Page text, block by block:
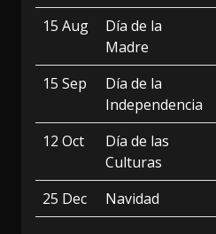
15 Aug
Día de la
Madre
15 Sep
Día de la
Independencia
12 Oct
Día de las
Culturas
25 Dec
Navidad